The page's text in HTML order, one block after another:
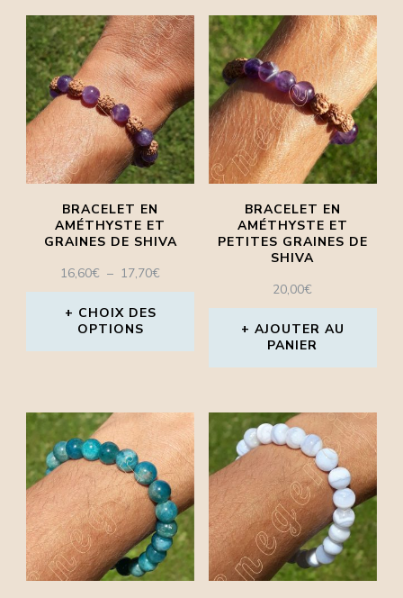
produit
a
plusieurs
variations.
Les
options
peuvent
être
choisies
sur
la
page
a
plusieurs
variations.
Les
options
peuvent
être
choisies
sur
la
page
du
BRACELET EN
AMÉTHYSTE ET
GRAINES DE SHIVA
16,60€ – 17,70€PLAGE
DE
À
CHOIX DES
OPTIONS
a
plusieurs
variations.
Les
options
peuvent
BRACELET EN
AMÉTHYSTE ET
PETITES GRAINES DE
SHIVA
20,00€
AJOUTER AU
PANIER